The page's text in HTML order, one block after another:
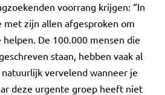
voorrang krijgen: “In
met zijn allen afgesproken om
De 100.000 mensen die
staan, hebben vaak al
vervelend wanneer je
deze urgente groep heeft niet